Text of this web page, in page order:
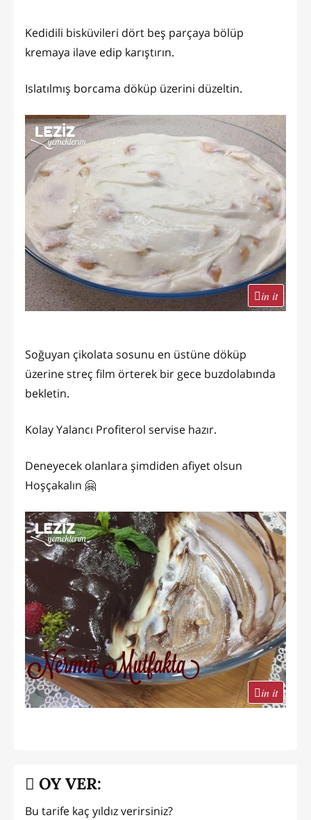
Kedidili bisküvileri dört beş parçaya bölüp
kremaya ilave edip karıştırın.
Islatılmış borcama döküp üzerini düzeltin.
in it
Soğuyan çikolata sosunu en üstüne döküp
üzerine streç film örterek bir gece buzdolabında
bekletin.
Kolay Yalancı Profiterol servise hazır.
Deneyecek olanlara şimdiden afiyet olsun
Hoşçakalın 🤗
in it
OY VER:
Bu tarife kaç yıldız verirsiniz?